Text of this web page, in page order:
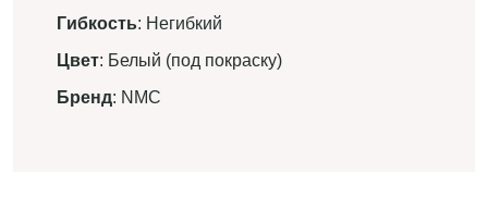
Гибкость: Негибкий
Цвет: Белый (под покраску)
Бренд: NMC